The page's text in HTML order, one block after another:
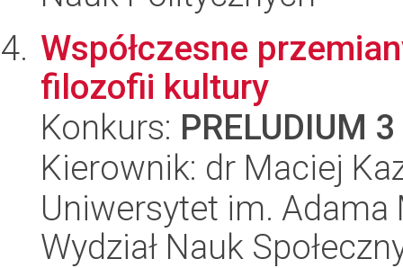
Współczesne
filozofii kultury
Konkurs: PRELUDIUM 3
Kierownik: dr Maciej
Uniwersytet im.
Wydział Nauk